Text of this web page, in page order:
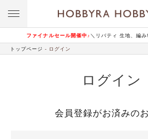
ファイナルセール開催中♪ ＼リバティ 生地、編
トップページ ログイン
ログイン
会員登録がお済みの